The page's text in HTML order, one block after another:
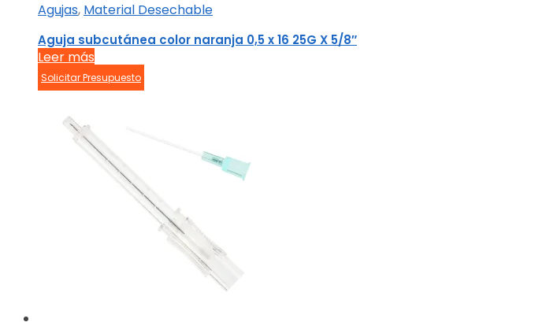
Agujas, Material Desechable
Aguja subcutánea color naranja 0,5 x 16 25G X 5/8″
Leer más
Solicitar Presupuesto